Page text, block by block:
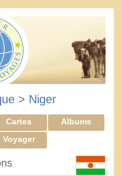
> Niger
Cartes
Albums
Voyager